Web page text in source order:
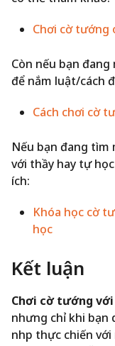
Chơi cờ tướng
Còn nếu bạn
để nắm luật/cách
Cách chơi cờ
Nếu bạn đang tìm
với thầy hay tự
ích:
Khóa học cờ
học
Kết luận
Chơi cờ tướng
nhưng chỉ khi bạn
nhịp thực chiến